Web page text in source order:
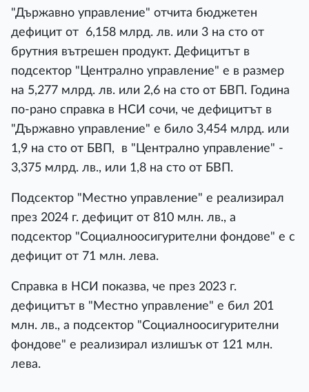
"Държавно управление" отчита бюджетен
дефицит от 6,158 млрд. лв. или 3 на сто от
брутния вътрешен продукт. Дефицитът в
подсектор "Централно управление" е в размер
на 5,277 млрд. лв. или 2,6 на сто от БВП. Година
по-рано справка в НСИ сочи, че дефицитът в
"Държавно управление" е било 3,454 млрд. или
1,9 на сто от БВП, в "Централно управление" -
3,375 млрд. лв., или 1,8 на сто от БВП.
Подсектор "Местно управление" е реализирал
през 2024 г. дефицит от 810 млн. лв., а
подсектор "Социалноосигурителни фондове" е с
дефицит от 71 млн. лева.
Справка в НСИ показва, че през 2023 г.
дефицитът в "Местно управление" е бил 201
млн. лв., а подсектор "Социалноосигурителни
фондове" е реализирал излишък от 121 млн.
лева.